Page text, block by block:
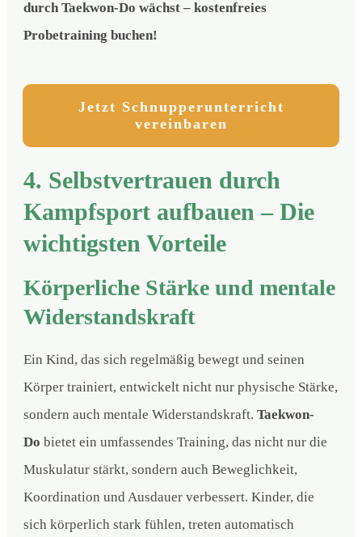
durch Taekwon-Do wächst – kostenfreies
Probetraining buchen!
Jetzt Schnupperunterricht
vereinbaren
4. Selbstvertrauen durch
Kampfsport aufbauen – Die
wichtigsten Vorteile
Körperliche Stärke und mentale
Widerstandskraft
Ein Kind, das sich regelmäßig bewegt und seinen
Körper trainiert, entwickelt nicht nur physische Stärke,
sondern auch mentale Widerstandskraft. Taekwon-
Do bietet ein umfassendes Training, das nicht nur die
Muskulatur stärkt, sondern auch Beweglichkeit,
Koordination und Ausdauer verbessert. Kinder, die
sich körperlich stark fühlen, treten automatisch